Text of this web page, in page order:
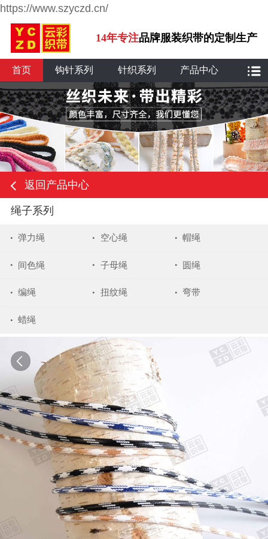
https://www.szyczd.cn/
14年专注品牌服装织带的定制生产
首页 钩针系列 针织系列 产品中心
返回产品中心
绳子系列
弹力绳 空心绳 帽绳
间色绳 子母绳 圆绳
编绳 扭纹绳 弯带
蜡绳